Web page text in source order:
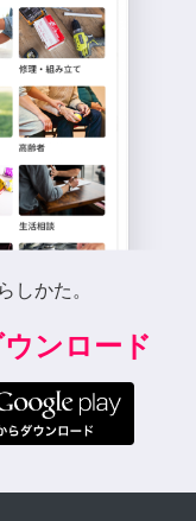
しかた。
ンロード